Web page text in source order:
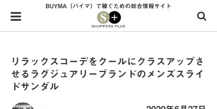
Menu
HOME
34歳独身OLバイマ実践記
BUYMA（バイマ）で稼ぐための総合情報サイト
リラックスコーデをクールにクラスアップさ
せるラグジュアリーブランドのメンズスライ
ドサンダル